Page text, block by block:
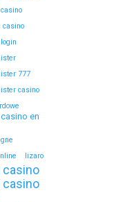
casino
777
casino
en
lizaro
casino
casino